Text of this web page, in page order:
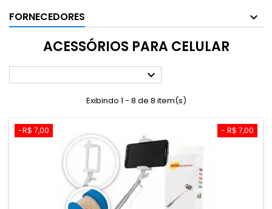
FORNECEDORES
ACESSÓRIOS PARA CELULAR

Exibindo 1 - 8 de 8 item(s)
- R$ 7,00
-R$ 7,00